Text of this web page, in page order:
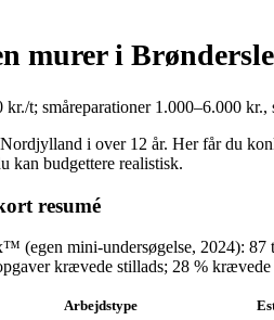
murer i
t; småreparationer 1.000–6.000
i over 12 år. Her får du
kan budgettere realistisk.
resumé
(egen mini‑undersøgelse, 2024):
krævede stillads; 28 %
Arbejdstype